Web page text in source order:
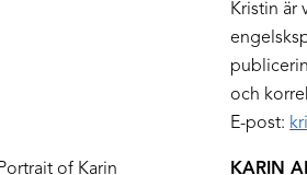
Kristin är
och
E-post:
KARIN